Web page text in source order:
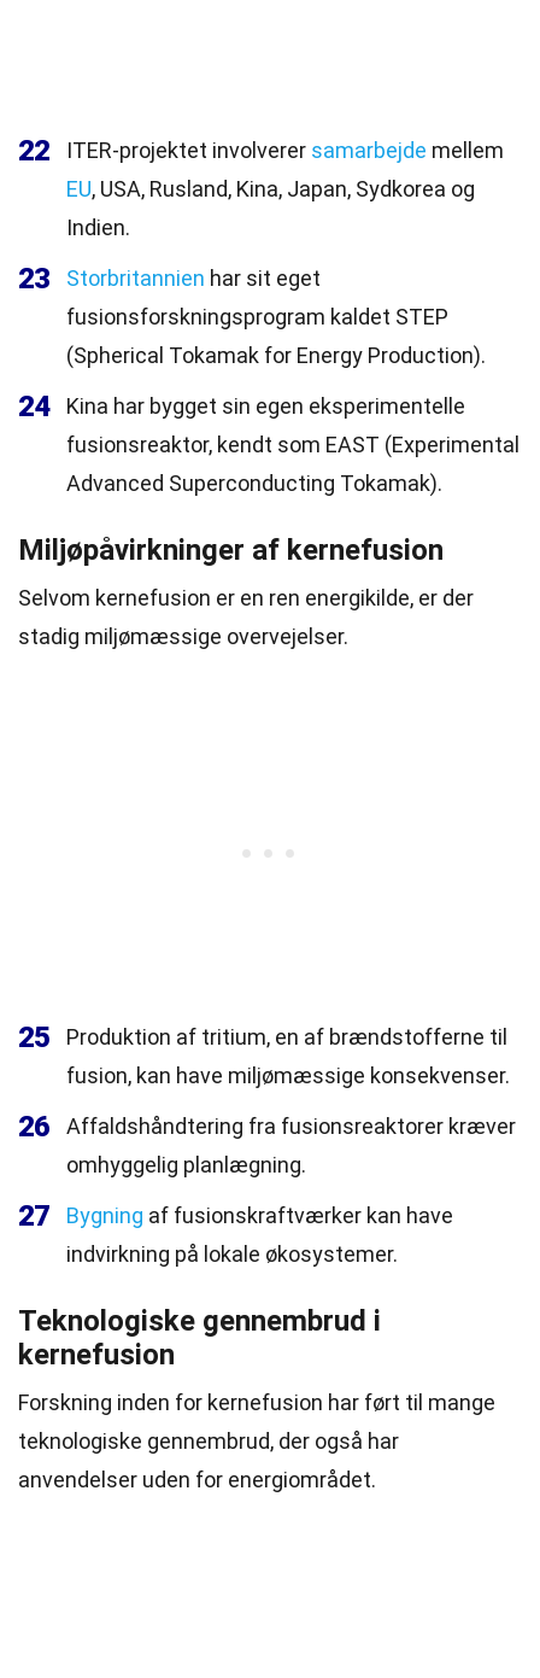
22 ITER-projektet involverer samarbejde mellem
EU, USA, Rusland, Kina, Japan, Sydkorea og
Indien.
23 Storbritannien har sit eget
fusionsforskningsprogram kaldet STEP
(Spherical Tokamak for Energy Production).
24
Kina har bygget sin egen eksperimentelle
fusionsreaktor, kendt som EAST (Experimental
Advanced Superconducting Tokamak).
Miljøpåvirkninger af kernefusion
Selvom kernefusion er en ren energikilde, er der
stadig miljømæssige overvejelser.
25
Produktion af tritium, en af brændstofferne til
fusion, kan have miljømæssige konsekvenser.
26
Affaldshåndtering fra fusionsreaktorer kræver
omhyggelig planlægning.
27 Bygning af fusionskraftværker kan have
indvirkning på lokale økosystemer.
Teknologiske gennembrud i
kernefusion
Forskning inden for kernefusion har ført til mange
teknologiske gennembrud, der også har
anvendelser uden for energiområdet.